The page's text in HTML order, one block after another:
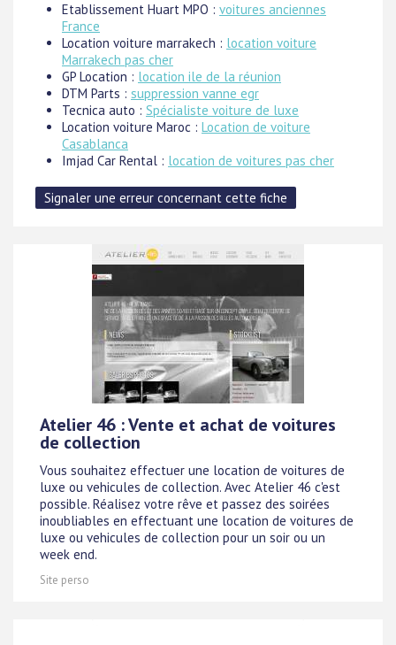
Etablissement Huart MPO : voitures anciennes
France
Location voiture marrakech : location voiture
Marrakech pas cher
GP Location : location ile de la réunion
DTM Parts : suppression vanne egr
Tecnica auto : Spécialiste voiture de luxe
Location voiture Maroc : Location de voiture
Casablanca
Imjad Car Rental : location de voitures pas cher
Atelier 46 : Vente et achat de voitures
de collection
Vous souhaitez effectuer une location de voitures de
luxe ou vehicules de collection. Avec Atelier 46 c'est
possible. Réalisez votre rêve et passez des soirées
inoubliables en effectuant une location de voitures de
luxe ou vehicules de collection pour un soir ou un
week end.
Site perso